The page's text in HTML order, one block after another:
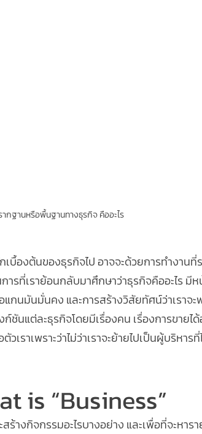
ากฐานหรือพื้นฐานทางธุรกิจ คืออะไร
องต้นของธุรกิจไป อาจจะด้วยการทำงานที่
ารที่เราย้อนกลับมาศึกษาว่าธุรกิจคืออะไร มี
กนมันมั่นคง และการสร้างวิสัยทัศน์ว่าเราจะ
ชันแต่ละธุรกิจโดยมีเรื่องคน เรื่องการขายได้
ราเพราะว่าไม่ว่าเราจะย้ายไปเป็นผู้บริหาร
is “Business”
างกิจกรรมอะไรบางอย่าง และเพื่อที่จะหาร